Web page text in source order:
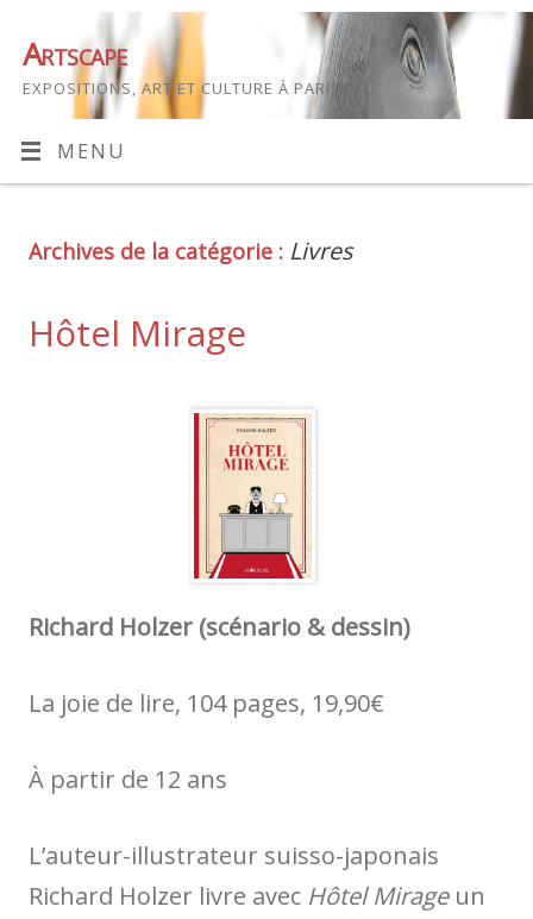
Artscape
EXPOSITIONS, ART ET CULTURE À PARIS
MENU
Archives de la catégorie : Livres
Hôtel Mirage
Richard Holzer (scénario & dessin)
La joie de lire, 104 pages, 19,90€
À partir de 12 ans
L’auteur-illustrateur suisso-japonais
Richard Holzer livre avec Hôtel Mirageun